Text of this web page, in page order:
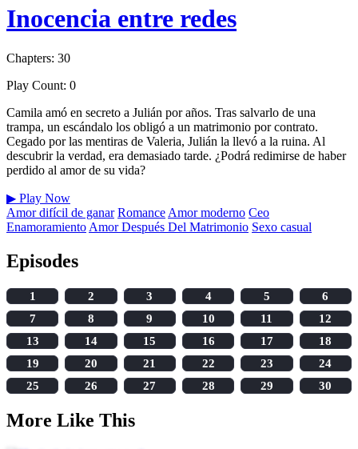
Inocencia entre redes
Chapters: 30
Play Count: 0
Camila amó en secreto a Julián por años. Tras salvarlo de una
trampa, un escándalo los obligó a un matrimonio por contrato.
Cegado por las mentiras de Valeria, Julián la llevó a la ruina. Al
descubrir la verdad, era demasiado tarde. ¿Podrá redimirse de haber
perdido al amor de su vida?
▶ Play Now
Amor difícil de ganar Romance Amor moderno Ceo
Enamoramiento Amor Después Del Matrimonio Sexo casual
Episodes
1 2 3 4 5
6
7
8 9 10 11
12
13
14 15 16 17
18
19
20 21 22 23
24
25
26 27 28 29 30
More Like This